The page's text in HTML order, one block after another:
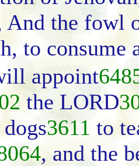
And the fowl
to consume
appoint
the LORD
3611 to
, and the